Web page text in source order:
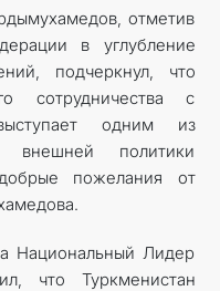
отметив
в углубление
подчеркнул, что
сотрудничества с
одним из
внешней политики
пожелания от
Национальный Лидер
что Туркменистан